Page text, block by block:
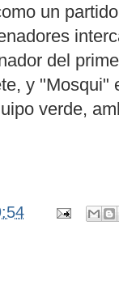
un
del
y "Mosqui"
verde,